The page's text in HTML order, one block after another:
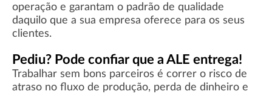
operação e garantam o padrão de qualidade
daquilo que a sua empresa oferece para os seus
clientes.
Pediu? Pode confiar que a ALE entrega!
Trabalhar sem bons parceiros é correr o risco de
atraso no fluxo de produção, perda de dinheiro e